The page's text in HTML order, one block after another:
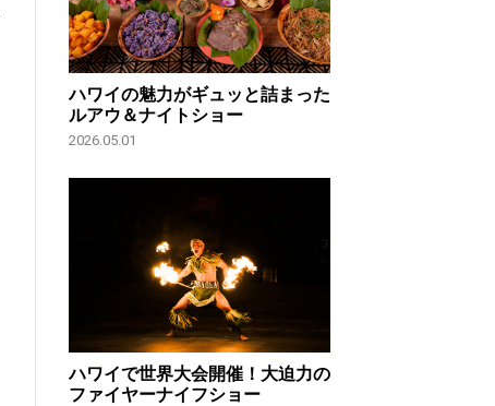
ハワイの魅力がギュッと詰まった
ルアウ＆ナイトショー
2026.05.01
ハワイで世界大会開催！大迫力の
ファイヤーナイフショー